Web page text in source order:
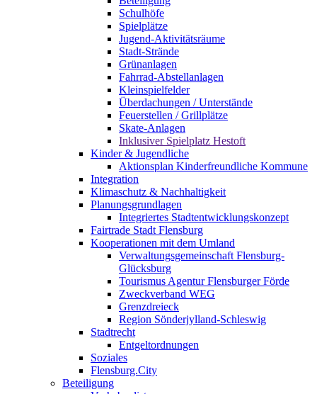
Schulhöfe
Spielplätze
Jugend-Aktivitätsräume
Stadt-Strände
Grünanlagen
Fahrrad-Abstellanlagen
Kleinspielfelder
Überdachungen / Unterstände
Feuerstellen / Grillplätze
Skate-Anlagen
Inklusiver Spielplatz Hestoft
Kinder & Jugendliche
Aktionsplan Kinderfreundliche Kommune
Integration
Klimaschutz & Nachhaltigkeit
Planungsgrundlagen
Integriertes Stadtentwicklungskonzept
Fairtrade Stadt Flensburg
Kooperationen mit dem Umland
Verwaltungsgemeinschaft Flensburg-
Glücksburg
Tourismus Agentur Flensburger Förde
Zweckverband WEG
Grenzdreieck
Region Sönderjylland-Schleswig
Stadtrecht
Entgeltordnungen
Soziales
Flensburg.City
Beteiligung